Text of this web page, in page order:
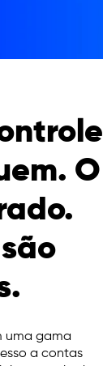
O
uma gama
a contas